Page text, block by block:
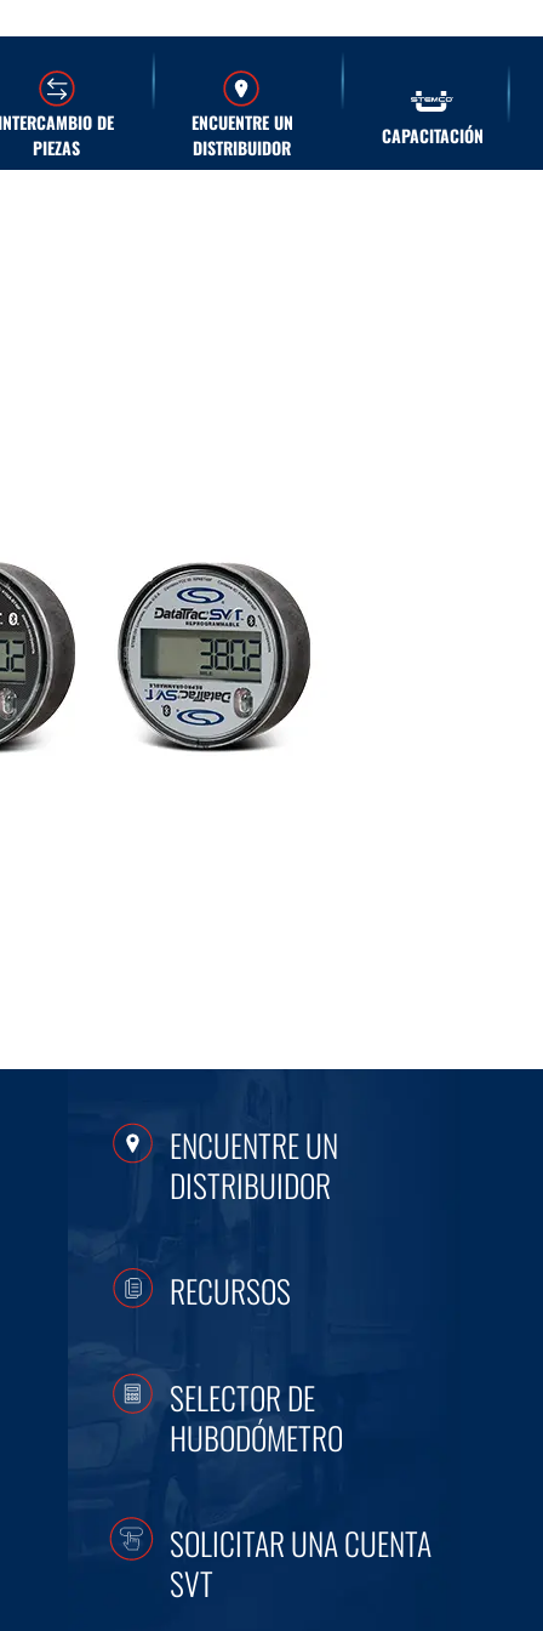
DE
PIEZAS
ENCUENTRE UN
DISTRIBUIDOR
CAPACITACIÓN
ENCUENTRE UN
DISTRIBUIDOR
RECURSOS
SELECTOR DE
HUBODÓMETRO
SOLICITAR UNA CUENTA
SVT